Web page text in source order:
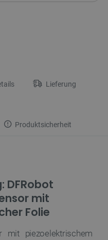
Lieferung
Produktsicherheit
DFRobot
mit
Folie
mit piezoelektrischem